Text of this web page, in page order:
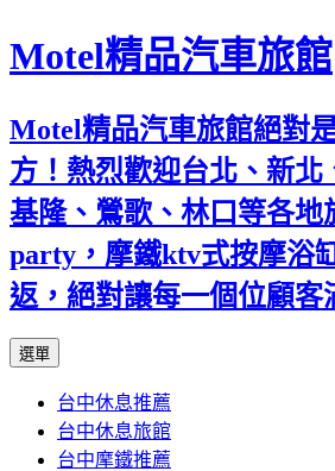
Motel精品汽車旅館
Motel精品汽車旅館絕對
方！熱烈歡迎台北、新北
基隆、鶯歌、林口等各地
party，摩鐵ktv式按摩浴
返，絕對讓每一個位顧客
選單
內
容
台中休息推薦
台中休息旅館
台中摩鐵推薦